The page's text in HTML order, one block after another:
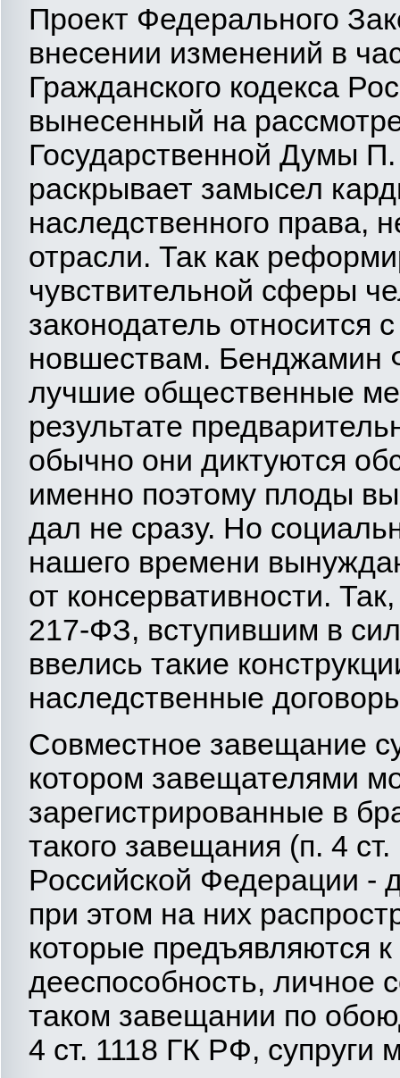
Проект Федерального
внесении изменений в
Гражданского кодекса
вынесенный на
Государственной Думы
раскрывает замысел
наследственного права,
отрасли. Так как
чувствительной сферы
законодатель
новшествам. Бенджамин
лучшие общественные
результате
обычно они диктуются
именно поэтому плоды
дал не сразу. Но
нашего времени
от консервативности.
217-ФЗ, вступившим в
ввелись такие
наследственные
Совместное завещание
котором завещателями
зарегистрированные в
такого завещания (п. 4
Российской Федерации -
при этом на них
которые предъявляются
дееспособность, личное
таком завещании по
4 ст. 1118 ГК РФ, супруги